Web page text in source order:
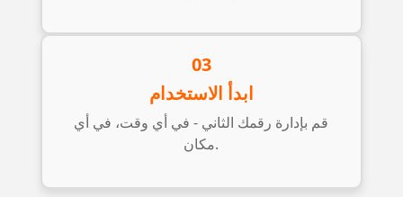
03
ابدأ الاستخدام
قم بإدارة رقمك الثاني - في أي وقت، في أي
مكان.